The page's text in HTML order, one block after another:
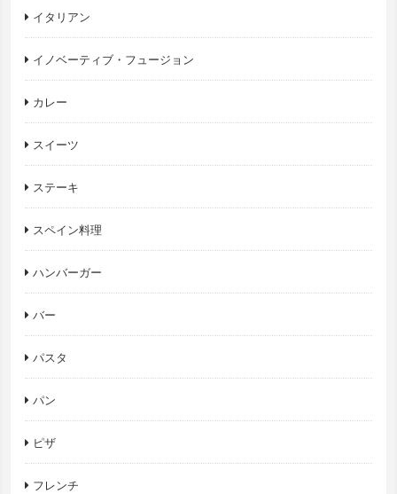
イタリアン
イノベーティブ・フュージョン
カレー
スイーツ
ステーキ
スペイン料理
ハンバーガー
バー
パスタ
パン
ピザ
フレンチ